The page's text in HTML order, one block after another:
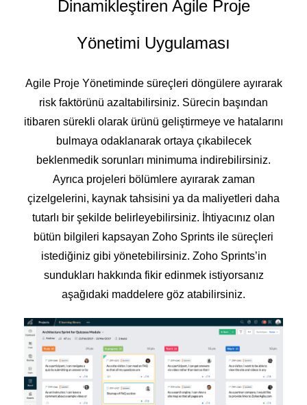
Dinamikleştiren Agile Proje
Yönetimi Uygulaması
Agile Proje Yönetiminde süreçleri döngülere ayırarak
risk faktörünü azaltabilirsiniz. Sürecin başından
itibaren sürekli olarak ürünü geliştirmeye ve hatalarını
bulmaya odaklanarak ortaya çıkabilecek
beklenmedik sorunları minimuma indirebilirsiniz.
Ayrıca projeleri bölümlere ayırarak zaman
çizelgelerini, kaynak tahsisini ya da maliyetleri daha
tutarlı bir şekilde belirleyebilirsiniz. İhtiyacınız olan
bütün bilgileri kapsayan Zoho Sprints ile süreçleri
istediğiniz gibi yönetebilirsiniz. Zoho Sprints’in
sundukları hakkında fikir edinmek istiyorsanız
aşağıdaki maddelere göz atabilirsiniz.